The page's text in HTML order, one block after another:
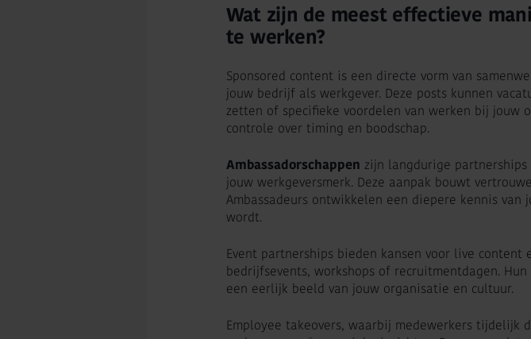
Wat zijn de meest effectieve
te werken?
Sponsored content is een directe vorm van
jouw bedrijf als werkgever. Deze posts kunnen
zetten of specifieke voordelen van werken bij
controle over timing en boodschap.
Ambassadorschappen zijn langdurige
jouw werkgeversmerk. Deze aanpak bouwt
Ambassadeurs ontwikkelen een diepere kennis
wordt.
Event partnerships bieden kansen voor live
bedrijfsevents, workshops of recruitmentdagen.
een eerlijk beeld van jouw organisatie en cultuur.
Employee takeovers, waarbij medewerkers tijdelijk